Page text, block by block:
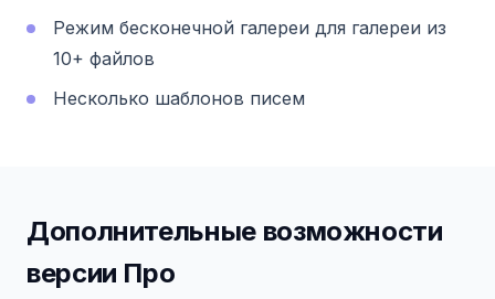
Режим бесконечной галереи для галереи из
10+ файлов
Несколько шаблонов писем
Дополнительные возможности
версии Про